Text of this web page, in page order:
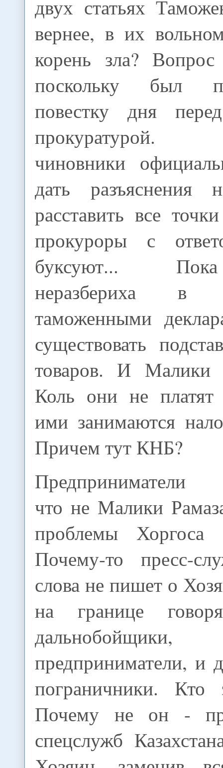
двух статьях
вернее, в их
корень зла?
поскольку был
повестку дня
прокуратурой.
чиновники
дать разъяснения
расставить все
прокуроры с
буксуют...
неразбериха
таможенными
существовать
товаров. И Малики
Коль они не платят
ими занимаются
Причем тут КНБ?
Предприниматели
что не Малики
проблемы Хоргоса
Почему-то пресс-
слова не пишет о
на границе
предприниматели, и
пограничники. Кто
Почему не он -
спецслужб